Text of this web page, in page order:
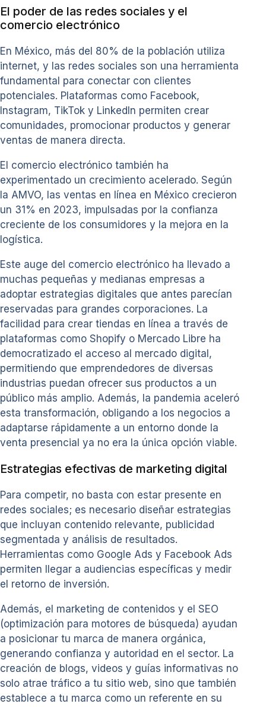
El poder de las redes sociales y el
comercio electrónico
En México, más del 80% de la población utiliza
internet, y las redes sociales son una herramienta
fundamental para conectar con clientes
potenciales. Plataformas como Facebook,
Instagram, TikTok y LinkedIn permiten crear
comunidades, promocionar productos y generar
ventas de manera directa.
El comercio electrónico también ha
experimentado un crecimiento acelerado. Según
la AMVO, las ventas en línea en México crecieron
un 31% en 2023, impulsadas por la confianza
creciente de los consumidores y la mejora en la
logística.
Este auge del comercio electrónico ha llevado a
muchas pequeñas y medianas empresas a
adoptar estrategias digitales que antes parecían
reservadas para grandes corporaciones. La
facilidad para crear tiendas en línea a través de
plataformas como Shopify o Mercado Libre ha
democratizado el acceso al mercado digital,
permitiendo que emprendedores de diversas
industrias puedan ofrecer sus productos a un
público más amplio. Además, la pandemia aceleró
esta transformación, obligando a los negocios a
adaptarse rápidamente a un entorno donde la
venta presencial ya no era la única opción viable.
Estrategias efectivas de marketing digital
Para competir, no basta con estar presente en
redes sociales; es necesario diseñar estrategias
que incluyan contenido relevante, publicidad
segmentada y análisis de resultados.
Herramientas como Google Ads y Facebook Ads
permiten llegar a audiencias específicas y medir
el retorno de inversión.
Además, el marketing de contenidos y el SEO
(optimización para motores de búsqueda) ayudan
a posicionar tu marca de manera orgánica,
generando confianza y autoridad en el sector. La
creación de blogs, videos y guías informativas no
solo atrae tráfico a tu sitio web, sino que también
establece a tu marca como un referente en su